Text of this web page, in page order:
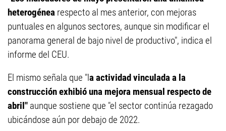
heterogénea respecto al mes anterior, con mejoras
puntuales en algunos sectores, aunque sin modificar el
panorama general de bajo nivel de productivo", indica el
informe del CEU.
El mismo señala que "la actividad vinculada a la
construcción exhibió una mejora mensual respecto de
abril" aunque sostiene que "el sector continúa rezagado
ubicándose aún por debajo de 2022.